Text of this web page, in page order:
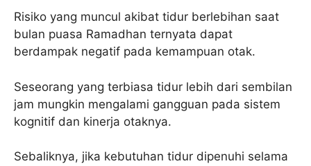
Risiko yang muncul akibat tidur berlebihan saat
bulan puasa Ramadhan ternyata dapat
berdampak negatif pada kemampuan otak.
Seseorang yang terbiasa tidur lebih dari sembilan
jam mungkin mengalami gangguan pada sistem
kognitif dan kinerja otaknya.
Sebaliknya, jika kebutuhan tidur dipenuhi selama